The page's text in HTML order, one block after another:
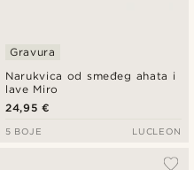
Narukvica od smeđeg ahata i
lave Miro
Gravura
24,95 €
5 BOJE LUCLEON